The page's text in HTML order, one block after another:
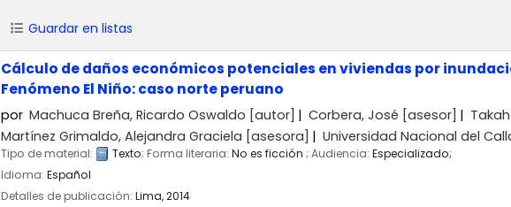
Guardar en listas
Cálculo de daños económicos potenciales en viviendas por
Fenómeno El Niño: caso norte peruano
por Machuca Breña, Ricardo Oswaldo [autor] Corbera, José [asesor]
Martínez Grimaldo, Alejandra Graciela [asesora] Universidad Nacional del
Tipo de material: Texto; Forma literaria: No es ficción ; Audiencia: Especializado;
Idioma: Español
Detalles de publicación: Lima,2014